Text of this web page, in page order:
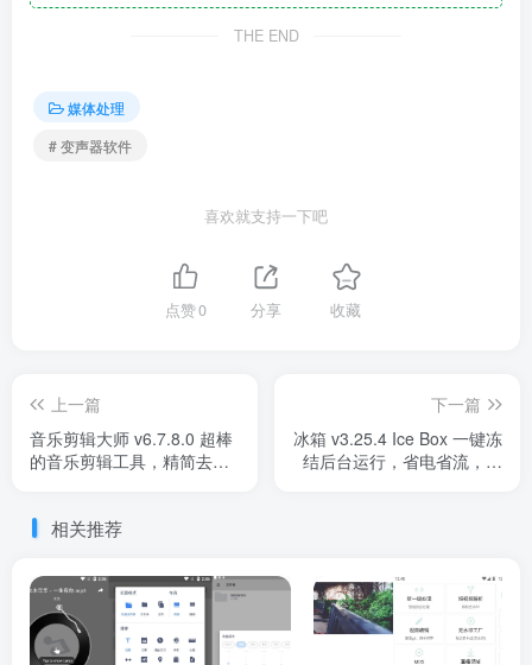
THE END
媒体处理
# 变声器软件
喜欢就支持一下吧
点赞0 分享 收藏
上一篇
音乐剪辑大师 v6.7.8.0 超棒
的音乐剪辑工具，精简去广
下一篇
冰箱 v3.25.4 Ice Box 一键冻
结后台运行，省电省流，会
相关推荐